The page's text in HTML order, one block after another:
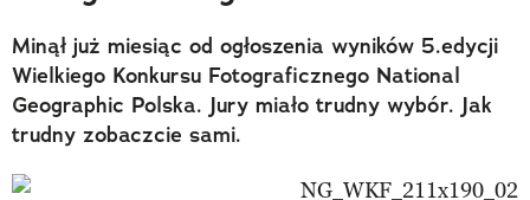
Minął już miesiąc od ogłoszenia wyników 5.edycji
Wielkiego Konkursu Fotograficznego National
Geographic Polska. Jury miało trudny wybór. Jak
trudny zobaczcie sami.